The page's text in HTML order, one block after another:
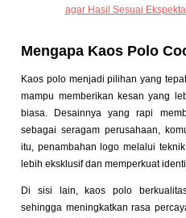
agar Hasil Sesuai
Mengapa Kaos Polo
Kaos polo menjadi pilihan yang
mampu memberikan kesan yang
biasa. Desainnya yang rapi
sebagai seragam perusahaan,
itu, penambahan logo melalui
lebih eksklusif dan memperkuat
Di sisi lain, kaos polo
sehingga meningkatkan rasa